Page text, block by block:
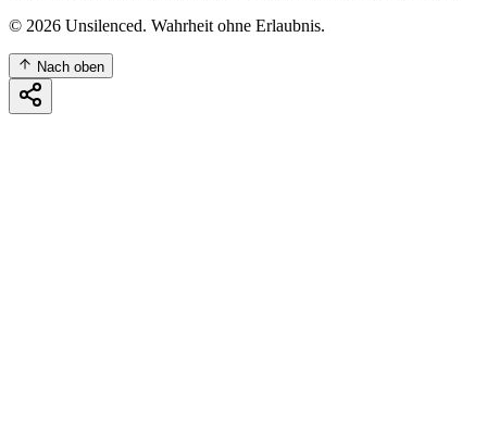
© 2026 Unsilenced. Wahrheit ohne Erlaubnis.
Nach oben